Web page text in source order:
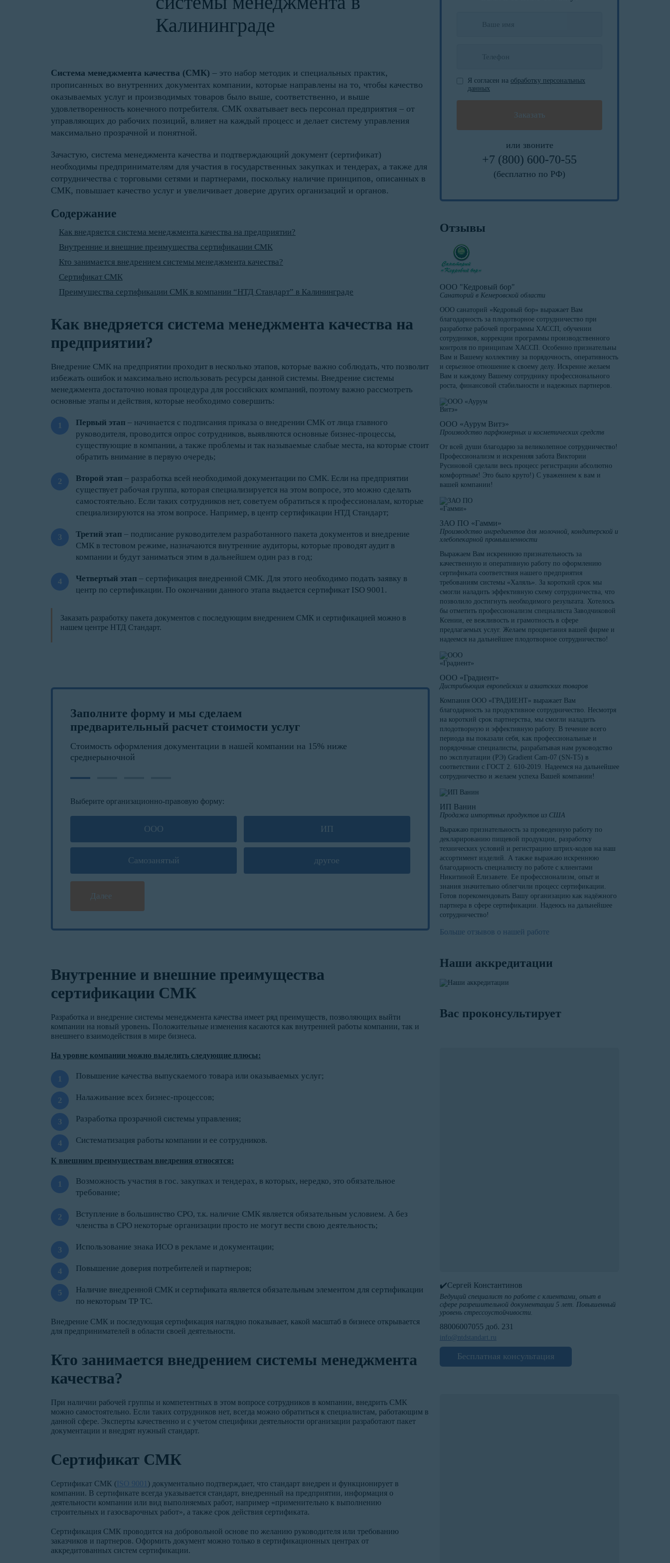
Калининграде
Система менеджмента качества (СМК) – это набор методик и специальных практик,
прописанных во внутренних документах компании, которые направлены на то, чтобы качество
оказываемых услуг и производимых товаров было выше, соответственно, и выше
удовлетворенность конечного потребителя. СМК охватывает весь персонал предприятия – от
управляющих до рабочих позиций, влияет на каждый процесс и делает систему управления
максимально прозрачной и понятной.
Зачастую, система менеджмента качества и подтверждающий документ (сертификат)
необходимы предпринимателям для участия в государственных закупках и тендерах, а также для
сотрудничества с торговыми сетями и партнерами, поскольку наличие принципов, описанных в
СМК, повышает качество услуг и увеличивает доверие других организаций и органов.
Содержание
Как внедряется система менеджмента качества на предприятии?
Внутренние и внешние преимущества сертификации СМК
Кто занимается внедрением системы менеджмента качества?
Сертификат СМК
Преимущества сертификации СМК в компании “НТД Стандарт” в Калининграде
Как внедряется система менеджмента качества на
предприятии?
Внедрение СМК на предприятии проходит в несколько этапов, которые важно соблюдать, что позволит
избежать ошибок и максимально использовать ресурсы данной системы. Внедрение системы
менеджмента достаточно новая процедура для российских компаний, поэтому важно рассмотреть
основные этапы и действия, которые необходимо совершить:
Первый этап – начинается с подписания приказа о внедрении СМК от лица главного
руководителя, проводится опрос сотрудников, выявляются основные бизнес-процессы,
существующие в компании, а также проблемы и так называемые слабые места, на которые стоит
обратить внимание в первую очередь;
Второй этап – разработка всей необходимой документации по СМК. Если на предприятии
существует рабочая группа, которая специализируется на этом вопросе, это можно сделать
самостоятельно. Если таких сотрудников нет, советуем обратиться к профессионалам, которые
специализируются на этом вопросе. Например, в центр сертификации НТД Стандарт;
Третий этап – подписание руководителем разработанного пакета документов и внедрение
СМК в тестовом режиме, назначаются внутренние аудиторы, которые проводят аудит в
компании и будут заниматься этим в дальнейшем один раз в год;
Четвертый этап – сертификация внедренной СМК. Для этого необходимо подать заявку в
центр по сертификации. По окончании данного этапа выдается сертификат ISO 9001.
Заказать разработку пакета документов с последующим внедрением СМК и сертификацией можно в
нашем центре НТД Стандарт.
Заполните форму и мы сделаем
предварительный расчет стоимости услуг
Стоимость оформления документации в нашей компании на 15% ниже
среднерыночной
Выберите организационно-правовую форму:
ООО ИП
Самозанятый другое
Далее
Внутренние и внешние преимущества
сертификации СМК
Разработка и внедрение системы менеджмента качества имеет ряд преимуществ, позволяющих выйти
компании на новый уровень. Положительные изменения касаются как внутренней работы компании, так и
внешнего взаимодействия в мире бизнеса.
На уровне компании можно выделить следующие плюсы:
Повышение качества выпускаемого товара или оказываемых услуг;
Налаживание всех бизнес-процессов;
Разработка прозрачной системы управления;
Систематизация работы компании и ее сотрудников.
К внешним преимуществам внедрения относятся:
Возможность участия в гос. закупках и тендерах, в которых, нередко, это обязательное
требование;
Вступление в большинство СРО, т.к. наличие СМК является обязательным условием. А без
членства в СРО некоторые организации просто не могут вести свою деятельность;
Использование знака ИСО в рекламе и документации;
Повышение доверия потребителей и партнеров;
Наличие внедренной СМК и сертификата является обязательным элементом для сертификации
по некоторым ТР ТС.
Внедрение СМК и последующая сертификация наглядно показывает, какой масштаб в бизнесе открывается
для предпринимателей в области своей деятельности.
Кто занимается внедрением системы менеджмента
качества?
При наличии рабочей группы и компетентных в этом вопросе сотрудников в компании, внедрить СМК
можно самостоятельно. Если таких сотрудников нет, всегда можно обратиться к специалистам, работающим в
данной сфере. Эксперты качественно и с учетом специфики деятельности организации разработают пакет
документации и внедрят нужный стандарт.
Сертификат СМК
Сертификат СМК (ISO 9001 ) документально подтверждает, что стандарт внедрен и функционирует в
компании. В сертификате всегда указывается стандарт, внедренный на предприятии, информация о
деятельности компании или вид выполняемых работ, например «применительно к выполнению
строительных и газосварочных работ», а также срок действия сертификата.
Сертификация СМК проводится на добровольной основе по желанию руководителя или требованию
заказчиков и партнеров. Оформить документ можно только в сертификационных центрах от
аккредитованных систем сертификации.
Я согласен на обработку персональных
данных
или звоните
+7 (800) 600-70-55
(бесплатно по РФ)
Отзывы
ООО "Кедровый бор"
Санаторий в Кемеровской области
ООО санаторий «Кедровый бор» выражает Вам
благодарность за плодотворное сотрудничество при
разработке рабочей программы ХАССП, обучении
сотрудников, коррекции программы производственного
контроля по принципам ХАССП. Особенно признательны
Вам и Вашему коллективу за порядочность, оперативность
и серьезное отношение к своему делу. Искренне желаем
Вам и каждому Вашему сотруднику профессионального
роста, финансовой стабильности и надежных партнеров.
ООО «Аурум Витэ»
Производство парфюмерных и косметических средств
От всей души благодарю за великолепное сотрудничество!
Профессионализм и искренняя забота Виктории
Русиновой сделали весь процесс регистрации абсолютно
комфортным! Это было круто!) С уважением к вам и
вашей компании!
ЗАО ПО «Гамми»
Производство ингредиентов для молочной, кондитерской и
хлебопекарной промышленности
Выражаем Вам искреннюю признательность за
качественную и оперативную работу по оформлению
сертификата соответствия нашего предприятия
требованиям системы «Халяль». За короткий срок мы
смогли наладить эффективную схему сотрудничества, что
позволило достигнуть необходимого результата. Хотелось
бы отметить профессионализм специалиста Заводчиковой
Ксении, ее вежливость и грамотность в сфере
предлагаемых услуг. Желаем процветания вашей фирме и
надеемся на дальнейшее плодотворное сотрудничество!
ООО «Градиент»
Дистрибьюция европейских и азиатских товаров
Компания ООО «ГРАДИЕНТ» выражает Вам
благодарность за продуктивное сотрудничество. Несмотря
на короткий срок партнерства, мы смогли наладить
плодотворную и эффективную работу. В течение всего
периода вы показали себя, как профессиональные и
порядочные специалисты, разрабатывая нам руководство
по эксплуатации (РЭ) Gradient Cam-07 (SN-T5) в
соответствии с ГОСТ 2. 610-2019. Надеемся на дальнейшее
сотрудничество и желаем успеха Вашей компании!
ИП Ванин
Продажа импортных продуктов из США
Выражаю признательность за проведенную работу по
декларированию пищевой продукции, разработку
технических условий и регистрацию штрих-кодов на наш
ассортимент изделий. А также выражаю искреннюю
благодарность специалисту по работе с клиентами
Никитиной Елизавете. Ее профессионализм, опыт и
знания значительно облегчили процесс сертификации.
Готов порекомендовать Вашу организацию как надёжного
партнера в сфере сертификации. Надеюсь на дальнейшее
сотрудничество!
Больше отзывов о нашей работе
Наши аккредитации
Вас проконсультирует
✔️Сергей Константинов
Ведущий специалист по работе с клиентами, опыт в
сфере разрешительной документации 5 лет. Повышенный
уровень стрессоустойчивости.
88006007055 доб. 231
info@ntdstandart.ru
Бесплатная консультация